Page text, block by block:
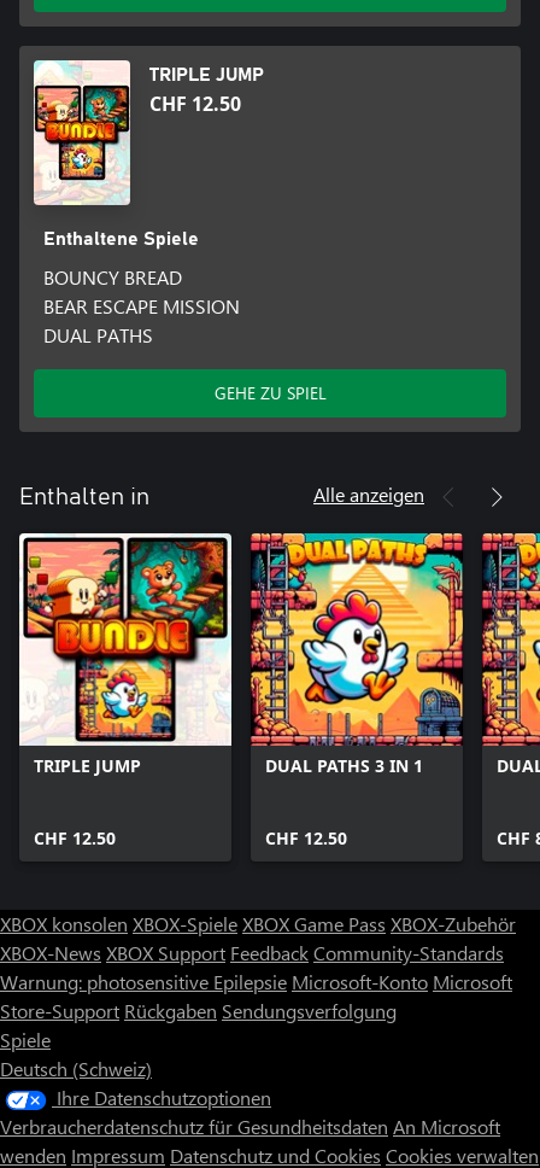
TRIPLE JUMP
CHF 12.50
Enthaltene Spiele
BOUNCY BREAD
BEAR ESCAPE MISSION
DUAL PATHS
GEHE ZU SPIEL
Enthalten in Alle anzeigen
TRIPLE JUMP
CHF 12.50
DUAL PATHS 3 IN 1
CHF 12.50 CHF
XBOX konsolen XBOX-SpieleXBOX Game Pass XBOX-Zubehör
XBOX-News XBOX Support FeedbackCommunity-Standards
Warnung: photosensitive Epilepsie Microsoft-Konto Microsoft
Store-Support Rückgaben Sendungsverfolgung
Spiele
Deutsch (Schweiz)
Ihre Datenschutzoptionen
Verbraucherdatenschutz für Gesundheitsdaten An Microsoft
wenden Impressum Datenschutz und Cookies Cookies verwalten